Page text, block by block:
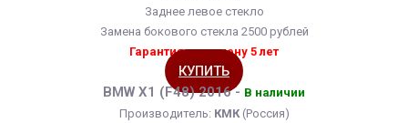
Заднее левое стекло
Замена бокового стекла 2500 рублей
Гарантия на замену 5 лет
КУПИТЬ
BMW X1 (F48) 2016 - В наличии
Производитель: КМК(Россия)